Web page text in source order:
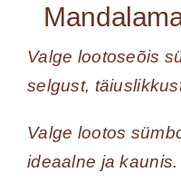
Valge lootoseõis
selgust,
Valge lootos
ideaalne ja kaunis.